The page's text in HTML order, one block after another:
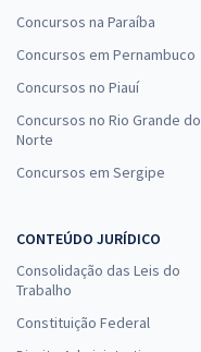
Concursos na Paraíba
Concursos em Pernambuco
Concursos no Piauí
Concursos no Rio Grande do
Norte
Concursos em Sergipe
CONTEÚDO JURÍDICO
Consolidação das Leis do
Trabalho
Constituição Federal